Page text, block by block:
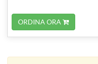
ORDINA ORA